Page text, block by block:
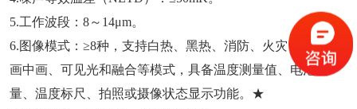
5.工作波段：8～14μm。
6.图像模式：≥8种，支持白热、黑热、消防、火灾、搜救、
画中画、可见光和融合等模式，具备温度测量值、电池耗
量、温度标尺、拍照或摄像状态显示功能。★